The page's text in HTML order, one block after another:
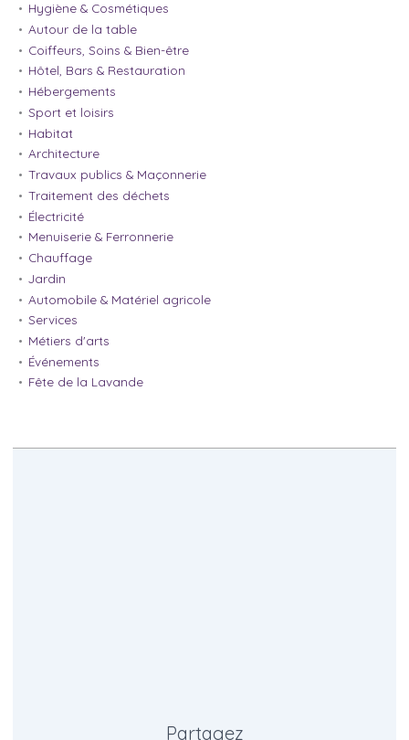
Hygiène & Cosmétiques
Autour de la table
Coiffeurs, Soins & Bien-être
Hôtel, Bars & Restauration
Hébergements
Sport et loisirs
Habitat
Architecture
Travaux publics & Maçonnerie
Traitement des déchets
Électricité
Menuiserie & Ferronnerie
Chauffage
Jardin
Automobile & Matériel agricole
Services
Métiers d'arts
Événements
Fête de la Lavande
Partagez